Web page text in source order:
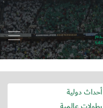
أحداث دولية